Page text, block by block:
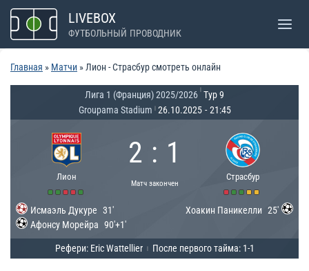
Перейти
содержимому
LIVEBOX
ФУТБОЛЬНЫЙ ПРОВОДНИК
Главная » Матчи » Лион - Страсбур смотреть онлайн
Лига 1 (Франция) 2025/2026 Тур 9
Groupama Stadium 26.10.2025 - 21:45
Лион
2 : 1
Матч закончен
Страсбур
Исмаэль Дукуре 31'
Афонсу Морейра 90'+1'
Хоакин Паникелли 25'
Рефери: Eric Wattellier После первого тайма: 1-1